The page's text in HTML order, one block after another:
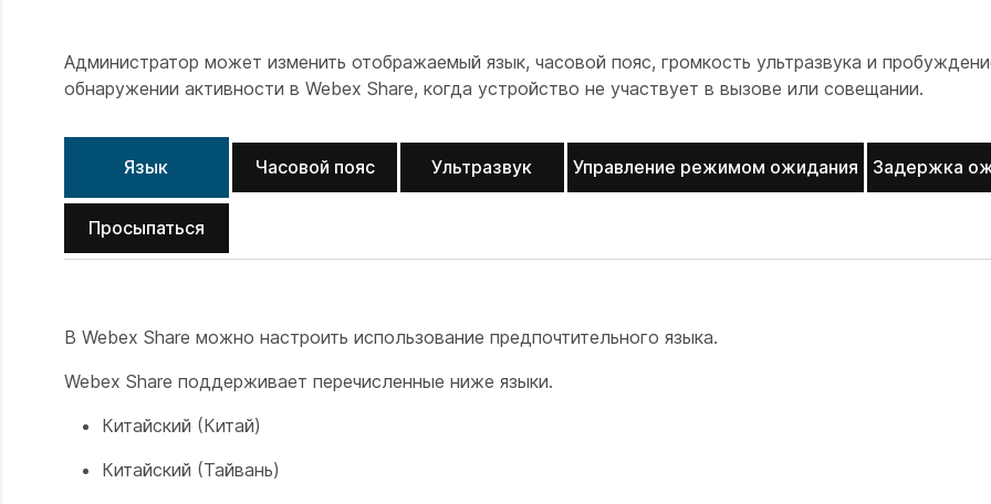
Администратор может изменить отображаемый язык, часовой пояс, громкость ультразвука и
обнаружении активности в Webex Share, когда устройство не участвует в вызове или совещании.
Язык Часовой пояс Ультразвук Управление режимом ожидания Задержка
Просыпаться
В Webex Share можно настроить использование предпочтительного языка.
Webex Share поддерживает перечисленные ниже языки.
Китайский (Китай)
Китайский (Тайвань)